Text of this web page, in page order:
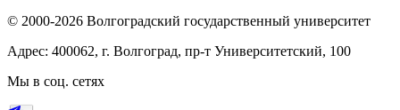
© 2000-2026 Волгоградский государственный университет
Адрес: 400062, г. Волгоград, пр-т Университетский, 100
Мы в соц. сетях